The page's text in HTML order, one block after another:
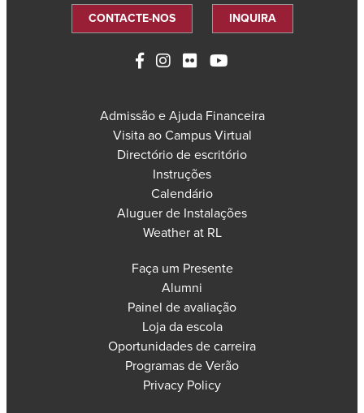
CONTACTE-NOS INQUIRA
Admissão e Ajuda Financeira
Visita ao Campus Virtual
Directório de escritório
Instruções
Calendário
Aluguer de Instalações
Weather at RL
Faça um Presente
Alumni
Painel de avaliação
Loja da escola
Oportunidades de carreira
Programas de Verão
Privacy Policy